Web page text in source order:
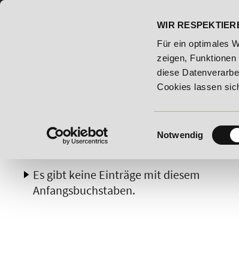
WIR
Für ein optimales
zeigen,
diese
Cookies lassen
Notwendig
20% Rabatt bis 03.09.2026
B C G
Es gibt keine Einträge mit diesem
Anfangsbuchstaben.